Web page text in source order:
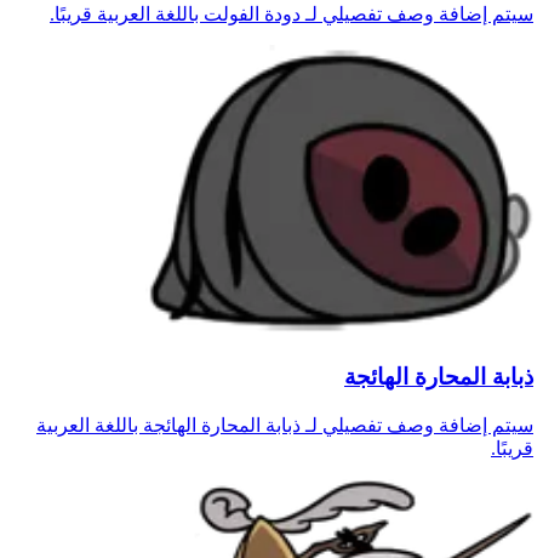
سيتم إضافة وصف تفصيلي لـ دودة الفولت باللغة العربية قريبًا.
ذبابة المحارة الهائجة
سيتم إضافة وصف تفصيلي لـ ذبابة المحارة الهائجة باللغة العربية
قريبًا.